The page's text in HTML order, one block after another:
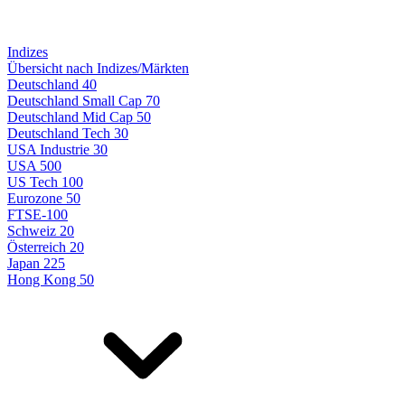
Indizes
Übersicht nach Indizes/Märkten
Deutschland 40
Deutschland Small Cap 70
Deutschland Mid Cap 50
Deutschland Tech 30
USA Industrie 30
USA 500
US Tech 100
Eurozone 50
FTSE-100
Schweiz 20
Österreich 20
Japan 225
Hong Kong 50